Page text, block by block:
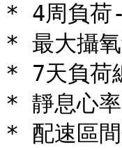
* 4周負荷
* 最大攝
* 7天負荷
* 靜息心率
* 配速區